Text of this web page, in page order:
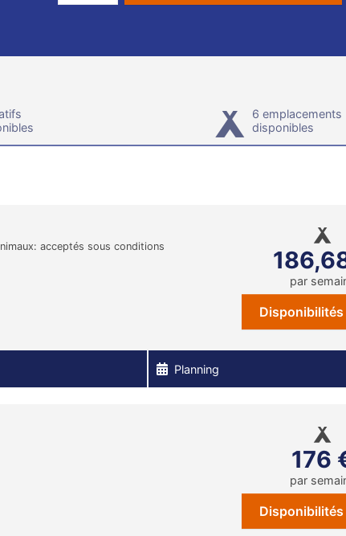
6 emplacements
disponibles
acceptés sous conditions
par
Planning
176
par